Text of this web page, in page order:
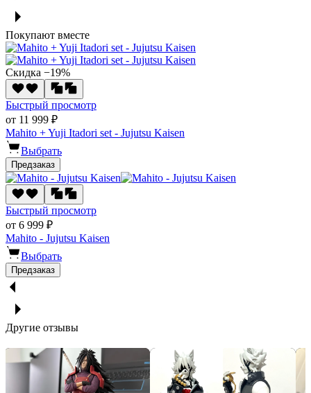
Покупают вместе
Скидка −19%
Быстрый просмотр
от 11 999 ₽
Mahito + Yuji Itadori set - Jujutsu Kaisen
Выбрать
Предзаказ
Быстрый просмотр
от 6 999 ₽
Mahito - Jujutsu Kaisen
Выбрать
Предзаказ
Другие отзывы